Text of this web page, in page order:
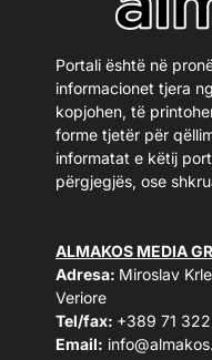
Portali është në
informacionet tjera
kopjohen, të
forme tjetër për
informatat e këtij
përgjegjës, ose
ALMAKOS MEDIA
Adresa: Miroslav
Veriore
Tel/fax: +389 71
Email: